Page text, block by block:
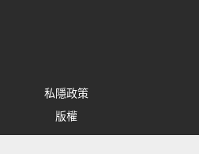
私隱政策
版權